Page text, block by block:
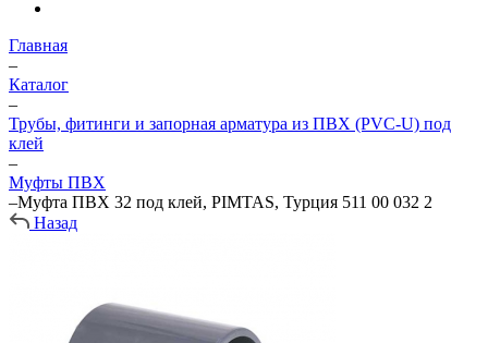
Главная
–
Каталог
–
Трубы, фитинги и запорная арматура из ПВХ (PVC-U) под
клей
–
Муфты ПВХ
–Муфта ПВХ 32 под клей, PIMTAS, Турция 511 00 032 2
Назад